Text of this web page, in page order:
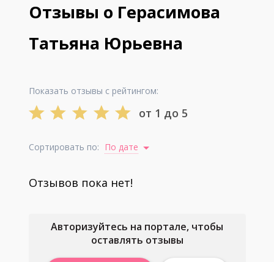
Отзывы о Герасимова
Татьяна Юрьевна
Показать отзывы с рейтингом:
от 1 до 5
Сортировать по: По дате
Отзывов пока нет!
Авторизуйтесь на портале, чтобы
оставлять отзывы